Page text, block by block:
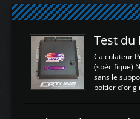
Calculateur
(spécifique)
sans le
boitier